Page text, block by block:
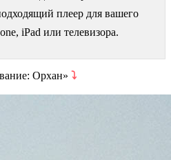
плеер для вашего
iPad или телевизора.
Орхан» ⤵